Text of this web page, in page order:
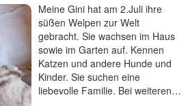
Meine Gini hat am 2.Juli ihre
süßen Welpen zur Welt
gebracht. Sie wachsen im Haus
sowie im Garten auf. Kennen
Katzen und andere Hunde und
Kinder. Sie suchen eine
liebevolle Familie. Bei weiteren…